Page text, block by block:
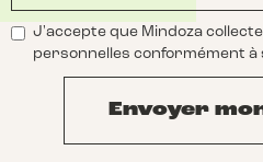
J'accepte que Mindoza
personnelles conformément à